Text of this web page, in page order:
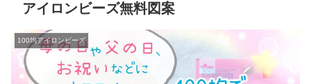
アイロンビーズ無料図案
100均アイロンビーズ